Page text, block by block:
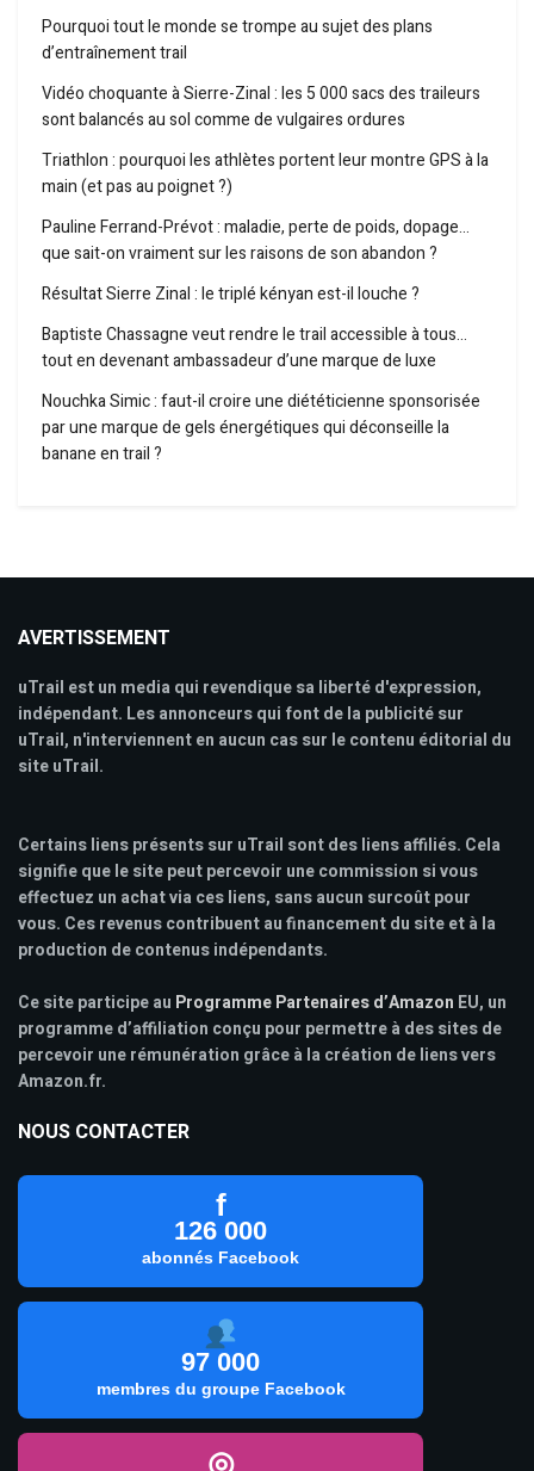
Pourquoi tout le monde se trompe au sujet des plans
d’entraînement trail
Vidéo choquante à Sierre-Zinal : les 5 000 sacs des traileurs
sont balancés au sol comme de vulgaires ordures
Triathlon : pourquoi les athlètes portent leur montre GPS à la
main (et pas au poignet ?)
Pauline Ferrand-Prévot : maladie, perte de poids, dopage…
que sait-on vraiment sur les raisons de son abandon ?
Résultat Sierre Zinal : le triplé kényan est-il louche ?
Baptiste Chassagne veut rendre le trail accessible à tous…
tout en devenant ambassadeur d’une marque de luxe
Nouchka Simic : faut-il croire une diététicienne sponsorisée
par une marque de gels énergétiques qui déconseille la
banane en trail ?
AVERTISSEMENT
uTrail est un media qui revendique sa liberté d'expression,
indépendant. Les annonceurs qui font de la publicité sur
uTrail, n'interviennent en aucun cas sur le contenu éditorial du
site uTrail.
Certains liens présents sur uTrail sont des liens affiliés. Cela
signifie que le site peut percevoir une commission si vous
effectuez un achat via ces liens, sans aucun surcoût pour
vous. Ces revenus contribuent au financement du site et à la
production de contenus indépendants.
Ce site participe au Programme Partenaires d’Amazon EU, un
programme d’affiliation conçu pour permettre à des sites de
percevoir une rémunération grâce à la création de liens vers
Amazon.fr.
NOUS CONTACTER
f
126 000
abonnés Facebook
97 000
membres du groupe Facebook
◎